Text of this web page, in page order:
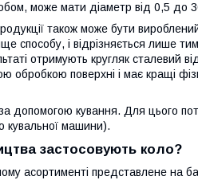
може мати діаметр від 0,5 до
також може бути
способу, і відрізняється лише
отримують кругляк сталевий
обробкою поверхні і має кращі
допомогою кування. Для цього
кувальної машини).
застосовують коло?
асортименті представлене на